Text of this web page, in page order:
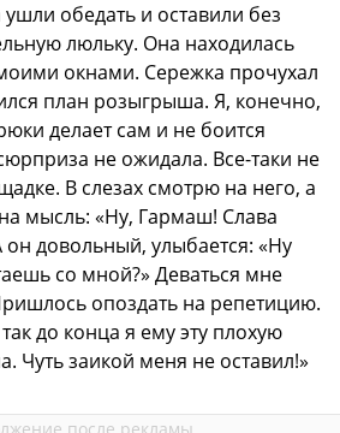
обедать и оставили без
люльку. Она находилась
окнами. Сережка прочухал
план розыгрыша. Я, конечно,
делает сам и не боится
не ожидала. Все-таки не
В слезах смотрю на него, а
мысль: «Ну, Гармаш! Слава
он довольный, улыбается: «Ну
со мной?» Деваться мне
опоздать на репетицию.
до конца я ему эту плохую
Чуть заикой меня не оставил!»